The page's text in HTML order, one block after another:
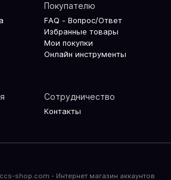
Покупателю
FAQ - Вопрос/Ответ
Избранные товары
Мои покупки
Онлайн инструменты
Сотрудничество
Контакты
shop.com - Интернет магазин аккаунтов